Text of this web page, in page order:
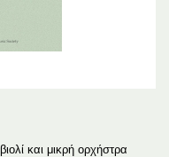
και μικρή ορχήστρα